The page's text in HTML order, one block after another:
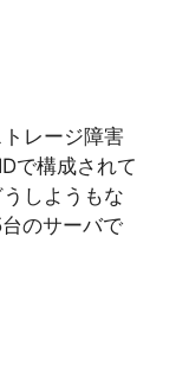
レージ障害
で構成されて
しようもな
のサーバで